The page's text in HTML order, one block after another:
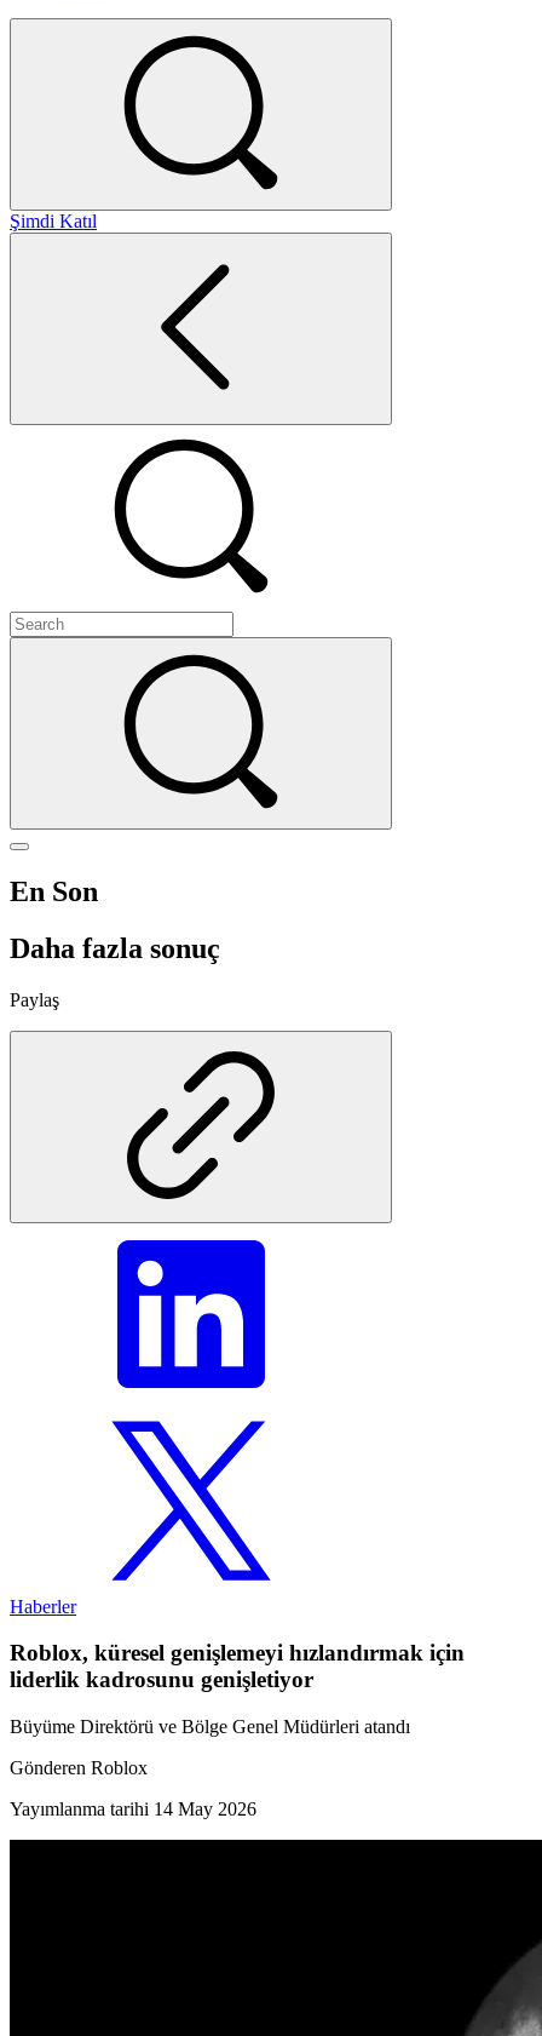
Şimdi Katıl
En Son
Daha fazla sonuç
Paylaş
Haberler
Roblox, küresel genişlemeyi hızlandırmak için
liderlik kadrosunu genişletiyor
Büyüme Direktörü ve Bölge Genel Müdürleri atandı
Gönderen Roblox
Yayımlanma tarihi 14 May 2026